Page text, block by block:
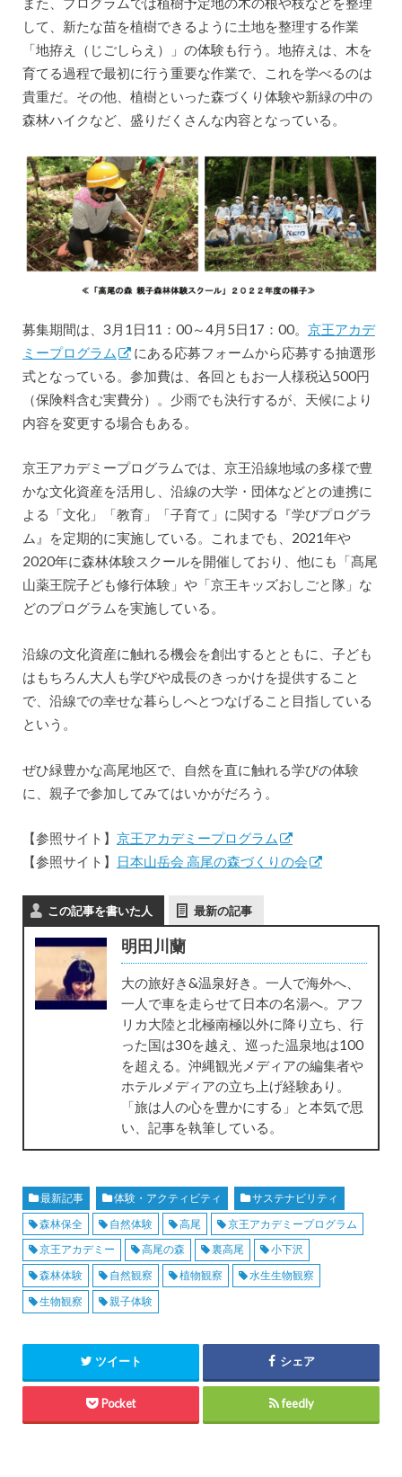
して、新たな苗を植樹できるように土地を整理する作業
「地拵え（じごしらえ）」の体験も行う。地拵えは、木を
育てる過程で最初に行う重要な作業で、これを学べるのは
貴重だ。その他、植樹といった森づくり体験や新緑の中の
森林ハイクなど、盛りだくさんな内容となっている。
募集期間は、3月1日11：00～4月5日17：00。 京王アカデ
ミープログラム
にある応募フォームから応募する抽選形
式となっている。参加費は、各回ともお一人様税込500円
（保険料含む実費分）。少雨でも決行するが、天候により
内容を変更する場合もある。
京王アカデミープログラムでは、京王沿線地域の多様で豊
かな文化資産を活用し、沿線の大学・団体などとの連携に
よる「文化」「教育」「子育て」に関する『学びプログラ
ム』を定期的に実施している。これまでも、2021年や
2020年に森林体験スクールを開催しており、他にも「髙尾
山薬王院子ども修行体験」や「京王キッズおしごと隊」な
どのプログラムを実施している。
沿線の文化資産に触れる機会を創出するとともに、子ども
はもちろん大人も学びや成長のきっかけを提供すること
で、沿線での幸せな暮らしへとつなげること目指している
という。
ぜひ緑豊かな高尾地区で、自然を直に触れる学びの体験
に、親子で参加してみてはいかがだろう。
【参照サイト】 京王アカデミープログラム
【参照サイト】
日本山岳会 高尾の森づくりの会
この記事を書いた人 最新の記事
明田川蘭
大の旅好き&温泉好き。一人で海外へ、
一人で車を走らせて日本の名湯へ。アフ
リカ大陸と北極南極以外に降り立ち、行
った国は30を越え、巡った温泉地は100
を超える。沖縄観光メディアの編集者や
ホテルメディアの立ち上げ経験あり。
「旅は人の心を豊かにする」と本気で思
い、記事を執筆している。
最新記事 体験・アクティビティ
サステナビリティ
森林保全
自然体験 高尾
京王アカデミープログラム
京王アカデミー
高尾の森 裏高尾
小下沢
森林体験
自然観察 植物観察
水生生物観察
生物観察
親子体験
ツイート シェア
Pocket feedly